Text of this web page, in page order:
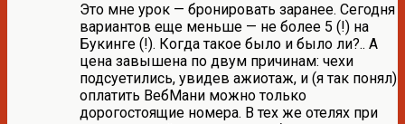
Это мне урок — бронировать заранее. Сегодня
вариантов еще меньше — не более 5 (!) на
Букинге (!). Когда такое было и было ли?.. А
цена завышена по двум причинам: чехи
подсуетились, увидев ажиотаж, и (я так понял)
оплатить ВебМани можно только
дорогостоящие номера. В тех же отелях при